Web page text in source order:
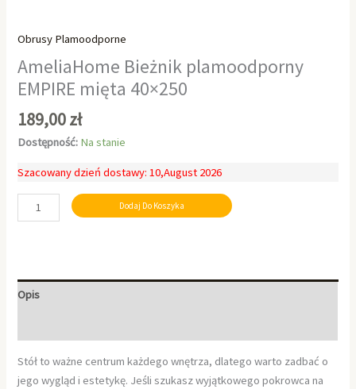
Obrusy Plamoodporne
AmeliaHome Bieżnik plamoodporny
EMPIRE mięta 40×250
189,00zł
Dostępność: Na stanie
Szacowany dzień dostawy: 10,August 2026
Dodaj Do Koszyka
Opis
Stół to ważne centrum każdego wnętrza, dlatego warto zadbać o
jego wygląd i estetykę. Jeśli szukasz wyjątkowego pokrowca na